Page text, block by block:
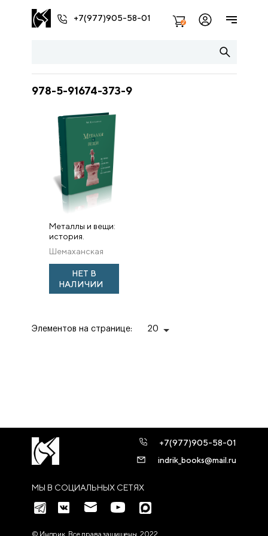
+7(977)905-58-01 2
978-5-91674-373-9
Металлы и вещи:
история.
свойства.
разрушение.
реставрация.
Шемаханская
НЕТ В
НАЛИЧИИ
Элементов на странице: 20
МЫ В СОЦИАЛЬНЫХ СЕТЯХ
+7(977)905-58-01
indrik_books@mail.ru
© Индрик. Все права защищены, 2022